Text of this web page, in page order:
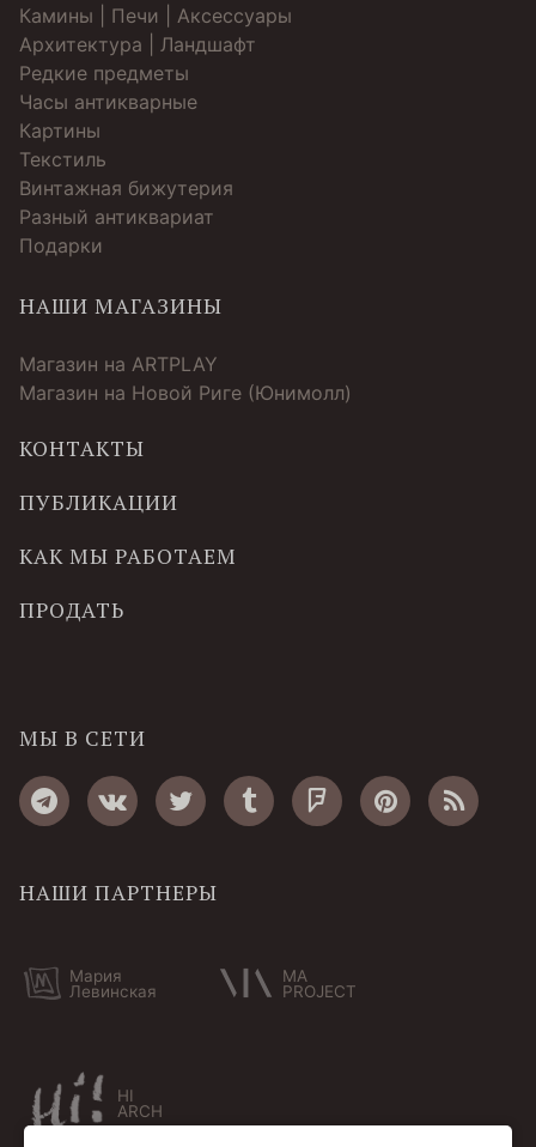
Камины | Печи | Аксессуары
Архитектура | Ландшафт
Редкие предметы
Часы антикварные
Картины
Текстиль
Винтажная бижутерия
Разный антиквариат
Подарки
НАШИ МАГАЗИНЫ
Магазин на ARTPLAY
Магазин на Новой Риге (Юнимолл)
КОНТАКТЫ
ПУБЛИКАЦИИ
КАК МЫ РАБОТАЕМ
ПРОДАТЬ
МЫ В СЕТИ
НАШИ ПАРТНЕРЫ
Мария
Левинская
MA
PROJECT
HI
ARCH